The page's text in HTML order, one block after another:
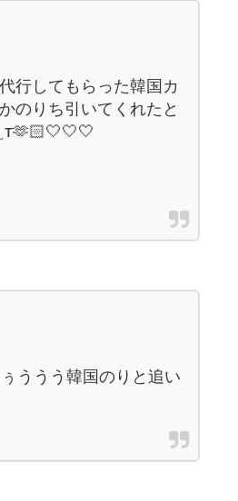
行してもらった韓国カ
のりち引いてくれたと
ううう韓国のりと追い